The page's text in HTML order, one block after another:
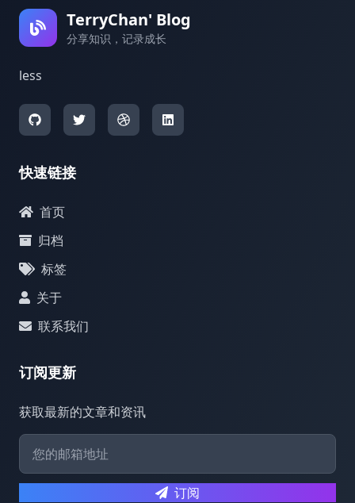
TerryChan' Blog
分享知识，记录成长
less
快速链接
首页
归档
标签
关于
联系我们
订阅更新
获取最新的文章和资讯
订阅